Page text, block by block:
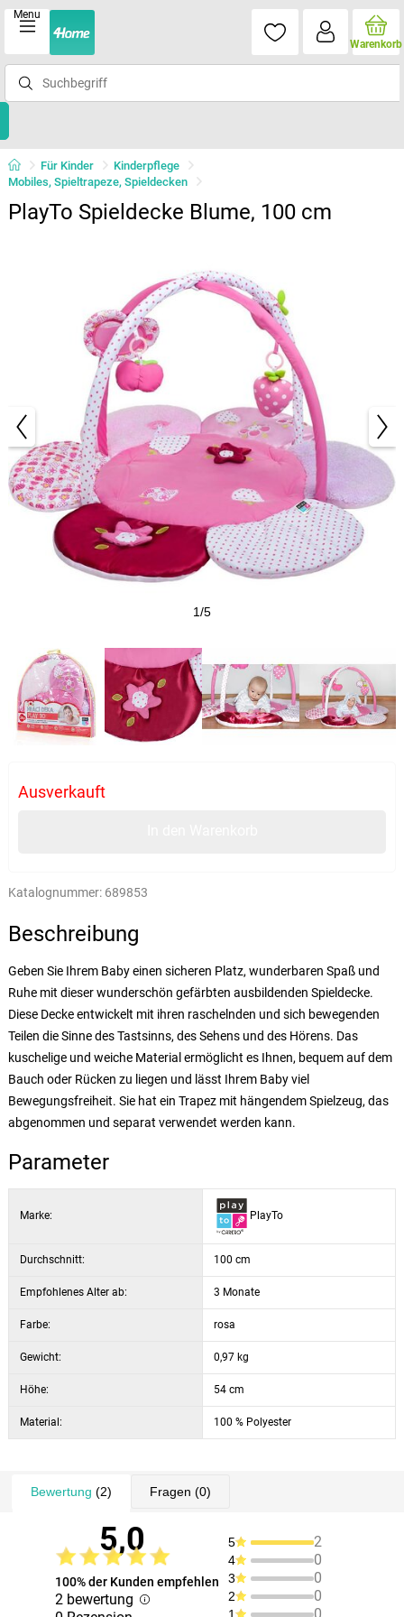
Menu
Warenkorb
Für Kinder
Kinderpflege
Mobiles, Spieltrapeze, Spieldecken
PlayTo Spieldecke Blume, 100 cm
1/5
Ausverkauft
Katalognummer: 689853
Beschreibung
Geben Sie Ihrem Baby einen sicheren Platz, wunderbaren Spaß und
Ruhe mit dieser wunderschön gefärbten ausbildenden Spieldecke.
Diese Decke entwickelt mit ihren raschelnden und sich bewegenden
Teilen die Sinne des Tastsinns, des Sehens und des Hörens. Das
kuschelige und weiche Material ermöglicht es Ihnen, bequem auf dem
Bauch oder Rücken zu liegen und lässt Ihrem Baby viel
Bewegungsfreiheit. Sie hat ein Trapez mit hängendem Spielzeug, das
abgenommen und separat verwendet werden kann.
Parameter
Marke: PlayTo
Durchschnitt: 100 cm
Empfohlenes Alter ab: 3 Monate
Farbe: rosa
Gewicht: 0,97 kg
Höhe: 54 cm
Material: 100 % Polyester
Bewertung (2) Fragen (0)
5,0
100% der Kunden empfehlen
2 bewertung
5 2
4 0
3 0
2 0